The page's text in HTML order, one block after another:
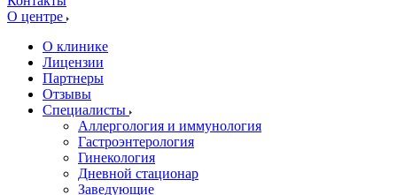
О центре
О клинике
Лицензии
Партнеры
Отзывы
Специалисты
Аллергология и иммунология
Гастроэнтерология
Гинекология
Дневной стационар
Заведующие